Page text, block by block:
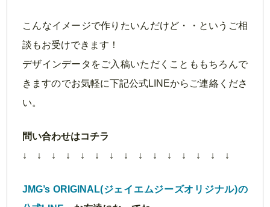
こんなイメージで作りたいんだけど・・というご相
談もお受けできます！
デザインデータをご入稿いただくことももちろんで
きますのでお気軽に下記公式LINEからご連絡くださ
い。
問い合わせはコチラ
↓ ↓ ↓ ↓ ↓ ↓ ↓ ↓ ↓ ↓ ↓ ↓ ↓ ↓ ↓
JMG’s ORIGINAL(ジェイエムジーズオリジナル)の